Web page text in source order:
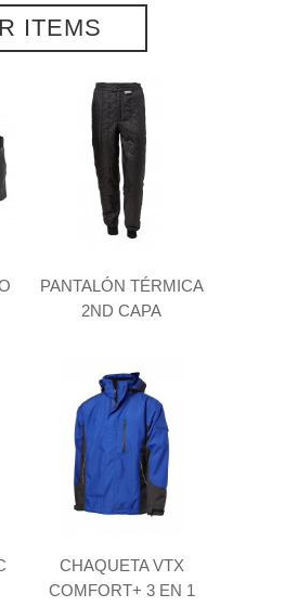
ITEMS
PANTALÓN TÉRMICA
2ND CAPA
CHAQUETA VTX
COMFORT+ 3 EN 1